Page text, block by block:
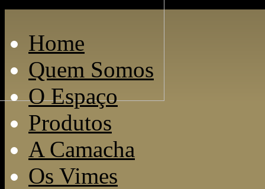
Home
Quem Somos
O Espaço
Produtos
A Camacha
Os Vimes